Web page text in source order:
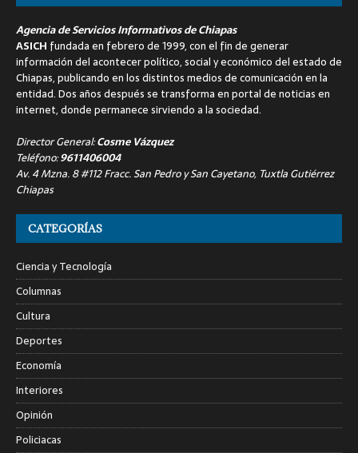
Agencia de Servicios Informativos de Chiapas
ASICH fundada en febrero de 1999, con el fin de generar
información del acontecer político, social y económico del estado de
Chiapas, publicando en los distintos medios de comunicación en la
entidad. Dos años después se transforma en portal de noticias en
internet, donde permanece sirviendo a la sociedad.
Director General:Cosme Vázquez
Teléfono:9611406004
Av. 4 Mzna. 8 #112 Fracc. San Pedro y San Cayetano, Tuxtla Gutiérrez
Chiapas
CATEGORÍAS
Ciencia y Tecnología
Columnas
Cultura
Deportes
Economía
Interiores
Opinión
Policiacas